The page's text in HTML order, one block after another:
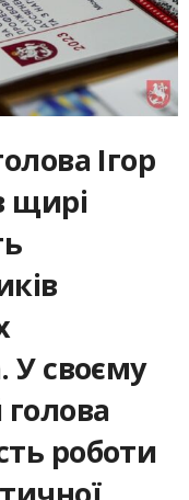
Ігор
щирі
У своєму
роботи